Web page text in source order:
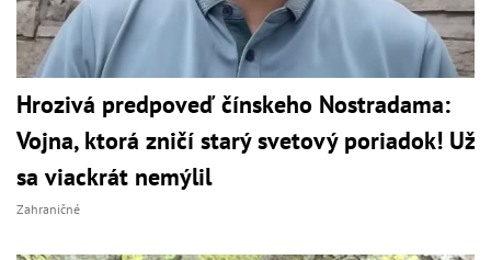
Hrozivá predpoveď čínskeho Nostradama:
Vojna, ktorá zničí starý svetový poriadok! Už
sa viackrát nemýlil
Zahraničné